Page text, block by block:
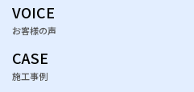
VOICE
お客様の声
CASE
施工事例